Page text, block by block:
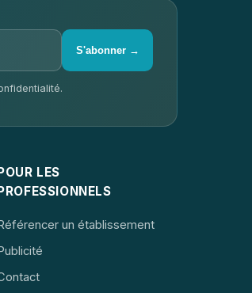
S'abonner →
POUR LES
PROFESSIONNELS
Référencer un établissement
Publicité